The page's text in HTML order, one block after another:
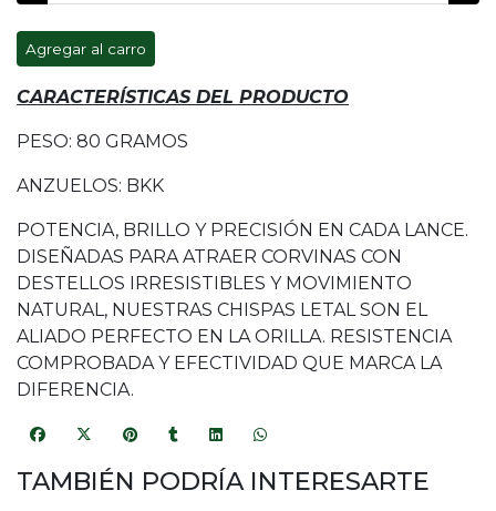
Agregar al carro
CARACTERÍSTICAS DEL PRODUCTO
PESO: 80 GRAMOS
ANZUELOS: BKK
POTENCIA, BRILLO Y PRECISIÓN EN CADA LANCE.
DISEÑADAS PARA ATRAER CORVINAS CON
DESTELLOS IRRESISTIBLES Y MOVIMIENTO
NATURAL, NUESTRAS CHISPAS LETAL SON EL
ALIADO PERFECTO EN LA ORILLA. RESISTENCIA
COMPROBADA Y EFECTIVIDAD QUE MARCA LA
DIFERENCIA.
TAMBIÉN PODRÍA INTERESARTE